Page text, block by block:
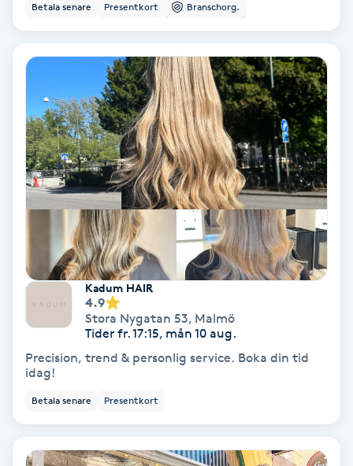
Skäggklippning
Skäggtrimmning
Sockring
Betala senare Presentkort Branschorg.
Kadum HAIR
4.9
Stora Nygatan 53, Malmö
Tider fr. 17:15, mån 10 aug.
Precision, trend & personlig service. Boka din tid
idag!
Betala senare Presentkort